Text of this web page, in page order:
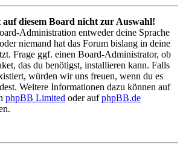
auf diesem Board nicht zur Auswahl!
Administration entweder deine Sprache
niemand hat das Forum bislang in deine
Frage ggf. einen Board-Administrator, ob
das du benötigst, installieren kann. Falls
würden wir uns freuen, wenn du es
Weitere Informationen dazu können auf
phpBB Limited oder aufphpBB.de